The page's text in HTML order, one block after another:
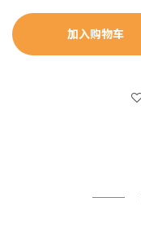
加入购物车